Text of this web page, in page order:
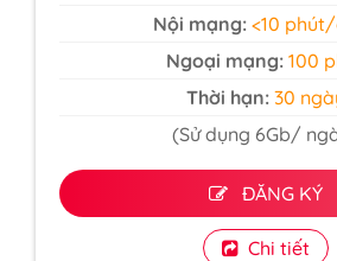
Nội mạng:<10
Ngoại mạng: 100
Thời hạn:30
(Sử dụng 6Gb/
ĐĂNG KÝ
Chi tiết